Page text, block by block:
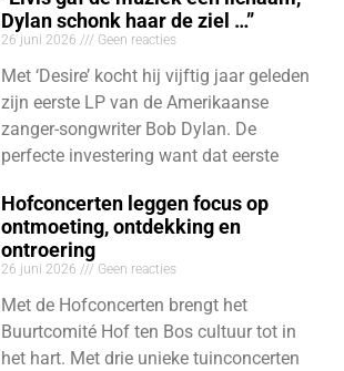
Dylan schonk haar de ziel …”
26 juni 2026 Geen reacties
Met ‘Desire’ kocht hij vijftig jaar geleden
zijn eerste LP van de Amerikaanse
zanger-songwriter Bob Dylan. De
perfecte investering want dat eerste
Hofconcerten leggen focus op
ontmoeting, ontdekking en
ontroering
26 juni 2026 Geen reacties
Met de Hofconcerten brengt het
Buurtcomité Hof ten Bos cultuur tot in
het hart. Met drie unieke tuinconcerten